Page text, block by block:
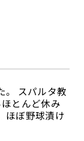
。 スパルタ教
とんど休み
ほぼ野球漬け